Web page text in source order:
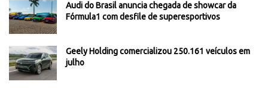
Audi do Brasil anuncia chegada de showcar da
Fórmula1 com desfile de superesportivos
Geely Holding comercializou 250.161 veículos em
julho